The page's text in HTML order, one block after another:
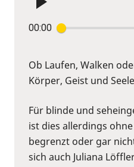
00:00
Ob Laufen, Walken
Körper, Geist und
Für blinde und
ist dies allerdings
begrenzt oder gar
sich auch Juliana